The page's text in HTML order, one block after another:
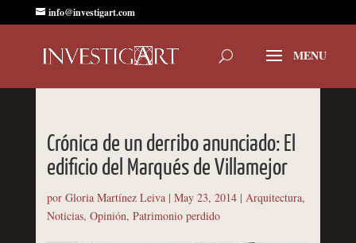
info@investigart.com
Crónica de un derribo anunciado: El
edificio del Marqués de Villamejor
por Gloria Martínez Leiva| May 23, 2014| Arquitectura,
Noticias, Opinión, Patrimonio perdido